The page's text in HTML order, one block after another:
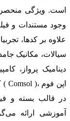
وجود مستندات و
علاوه بر کدها،
سیالات، مکانیک
دینامیک پرواز،
آموزشی ارائه